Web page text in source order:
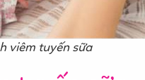
viêm tuyến sữa